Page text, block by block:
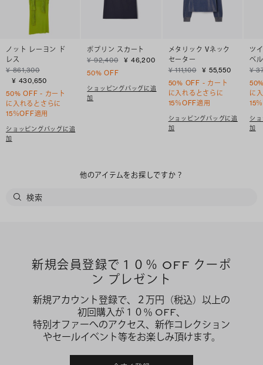
ノット レーヨン ド
レス
¥ 861,300
¥ 430,650
50% OFF - カート
に入れるとさらに
15％OFF適用
ショッピングバッグに追
加
ポプリン スカート
¥ 92,400
¥ 46,200
50% OFF
ショッピングバッグに追
加
メタリック Vネック
セーター
¥ 111,100
¥ 55,550
50% OFF - カート
に入れるとさらに
15％OFF適用
ショッピングバッグに追
加
ツ
ベ
¥
に
15
シ
加
他のアイテムをお探しですか？
新規会員登録で１０％ OFF クーポ
ン プレゼント
新規アカウント登録で、２万円（税込）以上の
初回購入が１０％ OFF、
特別オファーへのアクセス、新作コレクション
やセールイベント等をお楽しみ頂けます。